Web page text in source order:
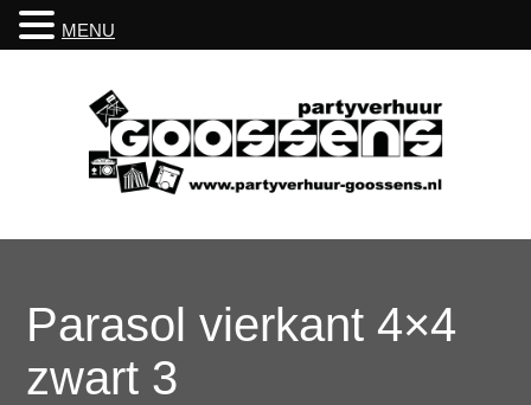
Parasol vierkant 4×4
zwart 3
MENU